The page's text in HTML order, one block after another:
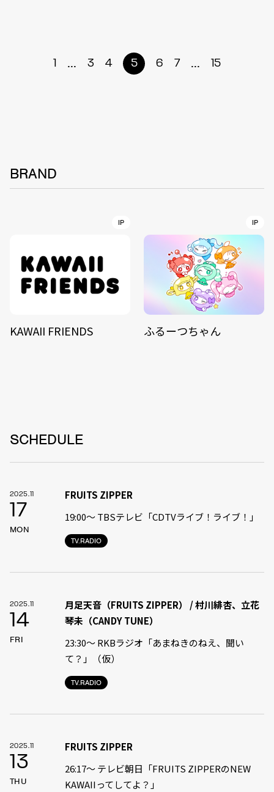
1 ... 3 4 5 6 7 ... 15
BRAND
IP
KAWAII FRIENDS
IP
ふるーつちゃん
SCHEDULE
2025.11
17
MON
TV.RADIO
FRUITS ZIPPER
19:00〜 TBSテレビ「CDTVライブ！ライブ！」
2025.11
14
FRI
TV.RADIO
月足天音（FRUITS ZIPPER） / 村川緋杏、立花
琴未（CANDY TUNE）
23:30〜 RKBラジオ「あまねきのねえ、聞い
て？」（仮）
2025.11
13
THU
FRUITS ZIPPER
26:17～ テレビ朝日「FRUITS ZIPPERのNEW
KAWAIIってしてよ？」